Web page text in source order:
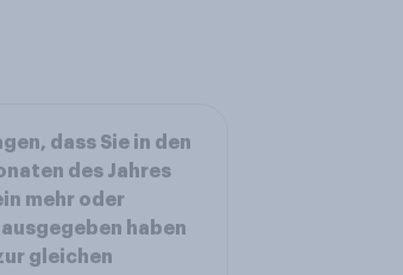
dass Sie in den
des Jahres
mehr oder
haben
gleichen